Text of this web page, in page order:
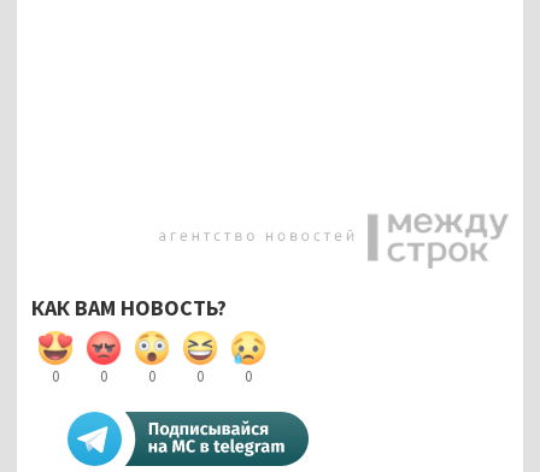
КАК ВАМ НОВОСТЬ?
0 0 0 0 0